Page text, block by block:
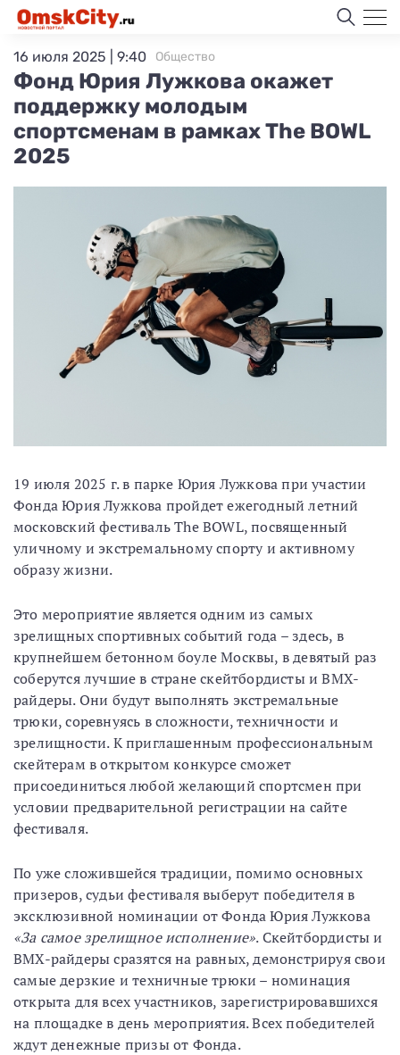
Фонд Юрия Лужкова окажет
поддержку молодым
спортсменам в рамках The BOWL
2025
16 июля 2025 | 9:40 Общество
19 июля 2025 г. в парке Юрия Лужкова при участии
Фонда Юрия Лужкова пройдет ежегодный летний
московский фестиваль The BOWL, посвященный
уличному и экстремальному спорту и активному
образу жизни.
Это мероприятие является одним из самых
зрелищных спортивных событий года – здесь, в
крупнейшем бетонном боуле Москвы, в девятый раз
соберутся лучшие в стране скейтбордисты и ВМХ-
райдеры. Они будут выполнять экстремальные
трюки, соревнуясь в сложности, техничности и
зрелищности. К приглашенным профессиональным
скейтерам в открытом конкурсе сможет
присоединиться любой желающий спортсмен при
условии предварительной регистрации на сайте
фестиваля.
По уже сложившейся традиции, помимо основных
призеров, судьи фестиваля выберут победителя в
эксклюзивной номинации от Фонда Юрия Лужкова
«За самое зрелищное исполнение». Скейтбордисты и
BMX-райдеры сразятся на равных, демонстрируя свои
самые дерзкие и техничные трюки – номинация
открыта для всех участников, зарегистрировавшихся
на площадке в день мероприятия. Всех победителей
ждут денежные призы от Фонда.